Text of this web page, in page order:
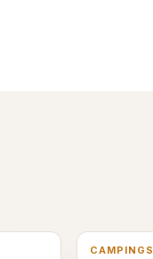
CAMPINGS